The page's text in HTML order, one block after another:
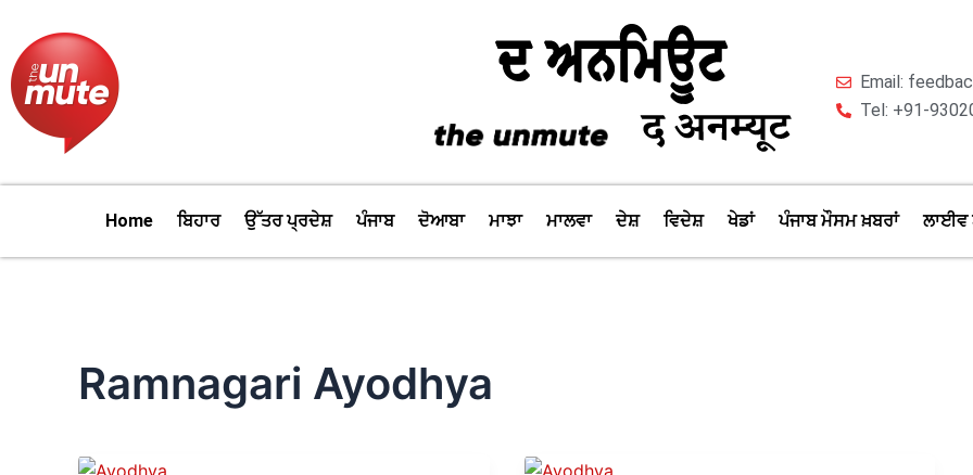
content
Email:
Tel: +91-
Home ਬਿਹਾਰ ਉੱਤਰ ਪ੍ਰਦੇਸ਼ ਪੰਜਾਬ ਦੋਆਬਾ ਮਾਝਾ ਮਾਲਵਾ ਦੇਸ਼ ਵਿਦੇਸ਼ ਖੇਡਾਂ ਪੰਜਾਬ ਮੌਸਮ ਖ਼ਬਰਾਂ ਲਾਈਵ
Ramnagari Ayodhya